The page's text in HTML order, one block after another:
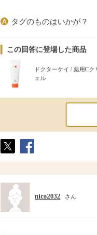
タグのものはいかが？
この回答に登場した商品
ドクターケイ / 薬用C
ェル
ト
ア
nico2032 さん